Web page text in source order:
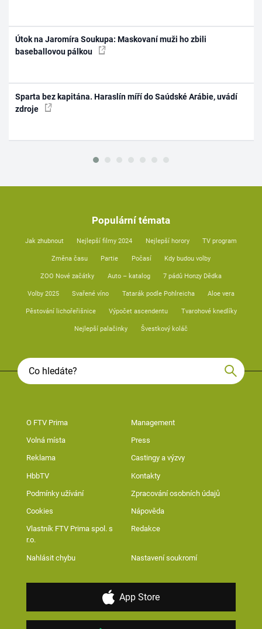
Útok na Jaromíra Soukupa: Maskovaní muži ho zbili
baseballovou pálkou
Sparta bez kapitána. Haraslín míří do Saúdské Arábie, uvádí
zdroje
Populární témata
Jak zhubnout Nejlepší filmy 2024 Nejlepší horory TV program
Změna času Partie Počasí Kdy budou volby
ZOO Nové začátky Auto – katalog 7 pádů Honzy Dědka
Volby 2025 Svařené víno Tatarák podle Pohlreicha Aloe vera
Pěstování lichořeřišnice Výpočet ascendentu Tvarohové knedlíky
Nejlepší palačinky Švestkový koláč
O FTV Prima Management
Volná místa Press
Reklama Castingy a výzvy
HbbTV Kontakty
Podmínky užívání Zpracování osobních údajů
Cookies Nápověda
Vlastník FTV Prima spol. s
r.o.
Redakce
Nahlásit chybu Nastavení soukromí
App Store